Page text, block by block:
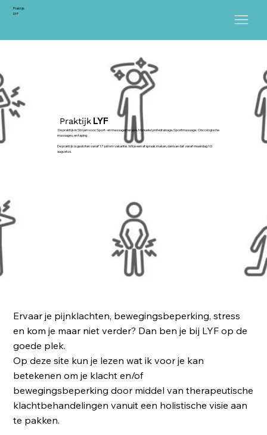
Praktijk
LYF
Praktijk LYF
De praktijk in Strijen voor Sport- en massagetherapie, Manuele lymfedrainage, Sportmassage, Oncologische
massages, en taping
De praktijk is gesloten vanaf 17 juli ivm vakantie. Wil je een afspraak maken, dan kan dat vanaf maandag 10
augustus.
Ervaar je pijnklachten, bewegingsbeperking, stress
en kom je maar niet verder? Dan ben je bij LYF op de
goede plek.
Op deze site kun je lezen wat ik voor je kan
betekenen om je klacht en/of
bewegingsbeperking door middel van therapeutische
klachtbehandelingen vanuit een holistische visie aan
te pakken.